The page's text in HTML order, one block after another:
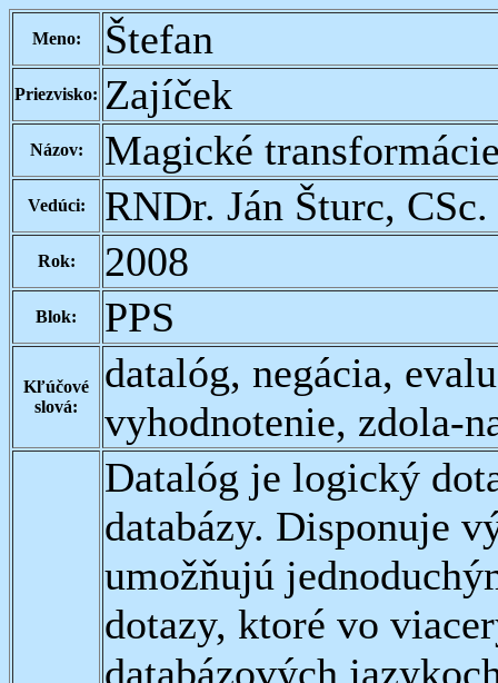
Meno: Štefan
Priezvisko: Zajíček
Názov: Magické
Vedúci: RNDr. Ján Šturc, CSc.
Rok: 2008
Blok: PPS
Kľúčové
slová:
datalóg, negácia,
vyhodnotenie, zdola-
Datalóg je logický
databázy. Disponuje
umožňujú
dotazy, ktoré vo
databázových